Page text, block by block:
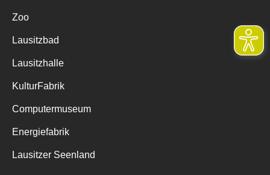
Zoo
Lausitzbad
Lausitzhalle
KulturFabrik
Computermuseum
Energiefabrik
Lausitzer Seenland